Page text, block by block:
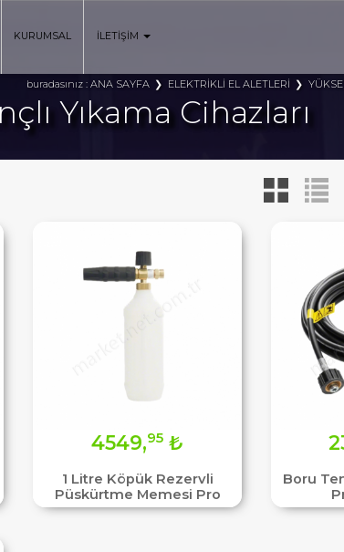
KURUMSAL İLETİŞİM
buradasınız :ANA SAYFA ELEKTRİKLİ EL ALETLERİ
Yıkama Cihazları
1 Litre Köpük Rezervli
Püskürtme Memesi Pro
4549,95 ₺
Boru